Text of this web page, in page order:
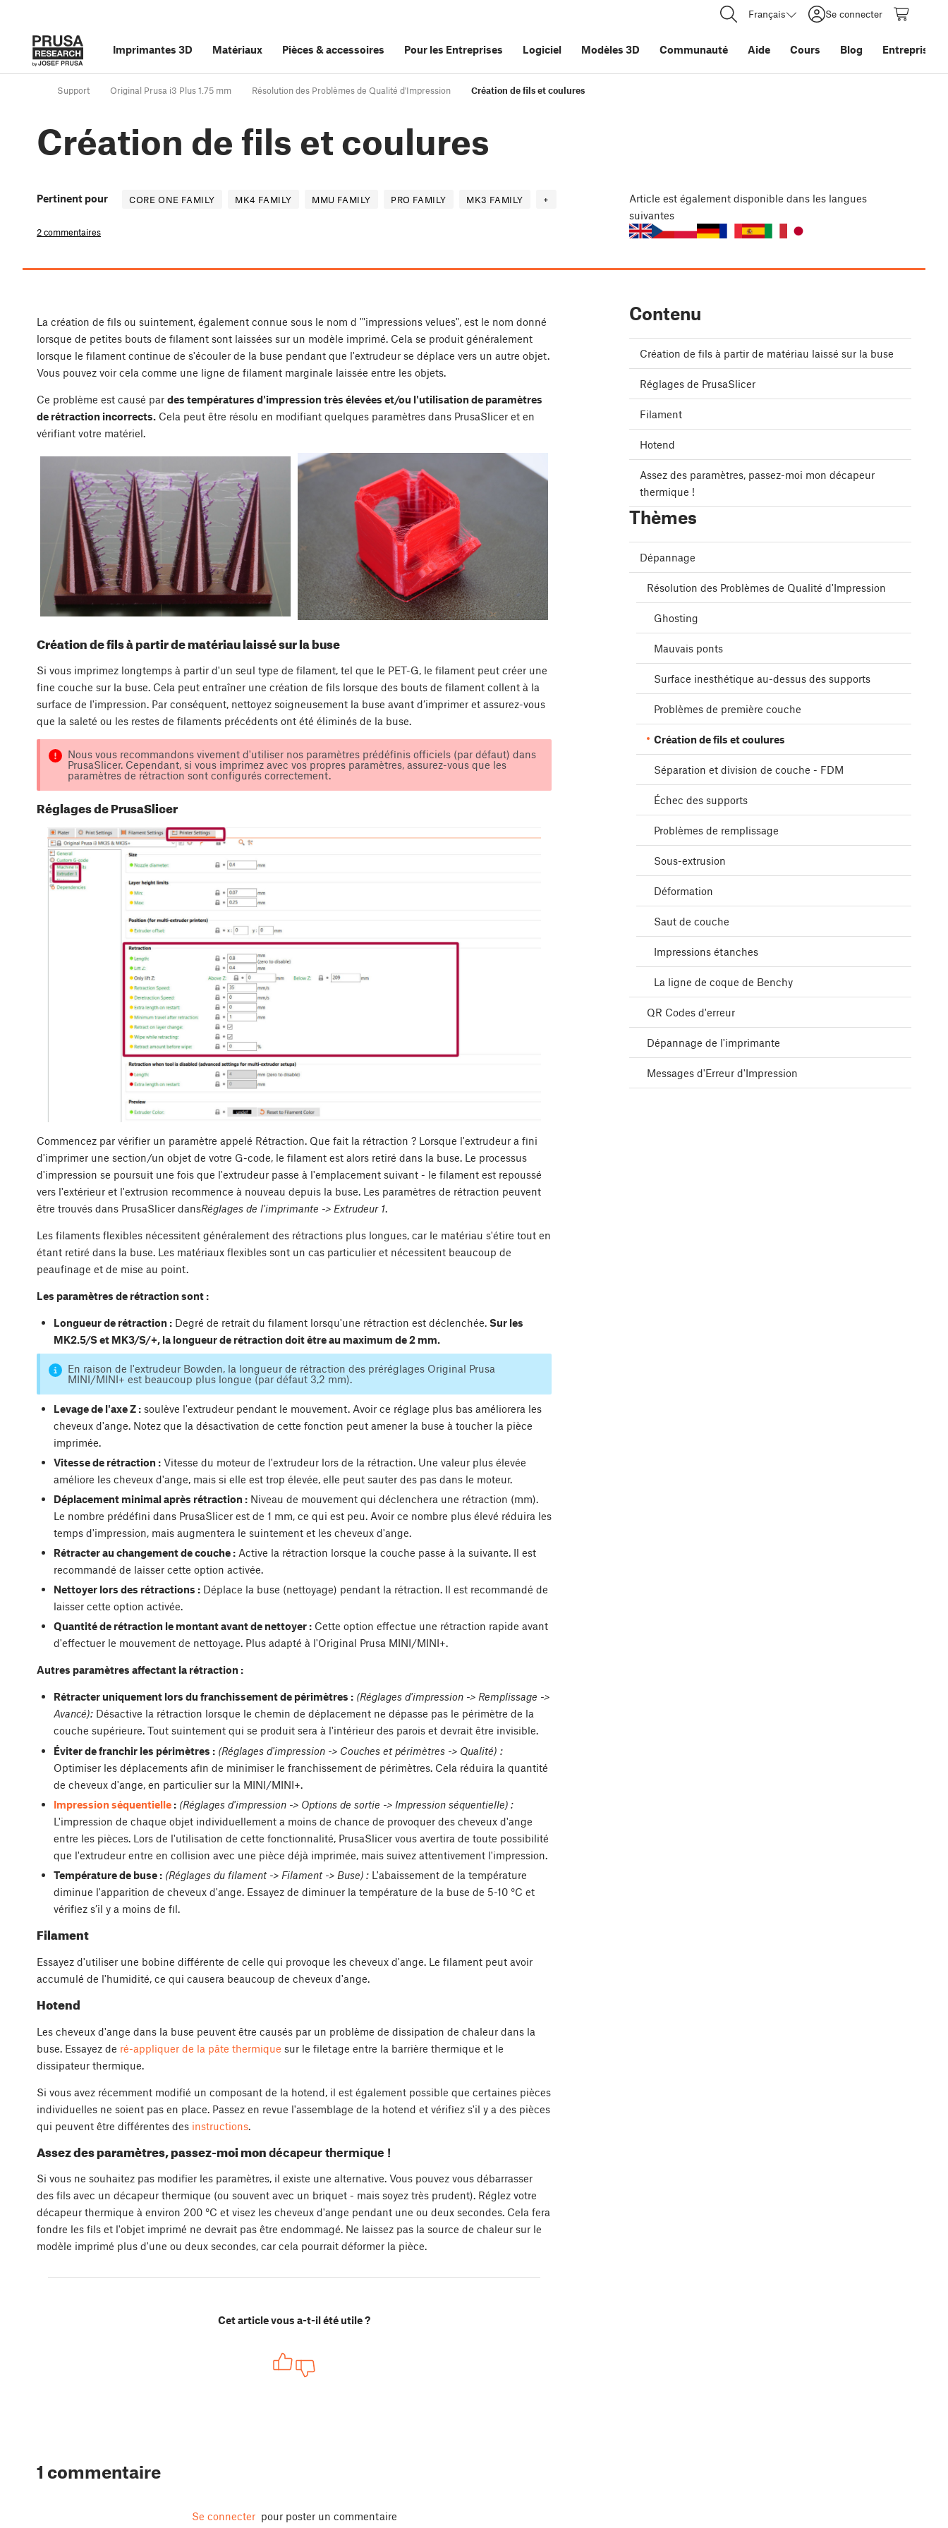
Français Se connecter
Imprimantes 3D Matériaux Pièces &accessoires Pour les Entreprises Logiciel Modèles 3D Communauté Aide Cours Blog Entreprise
Support Original Prusa i3 Plus 1.75 mm Résolution des Problèmes de Qualité d'Impression Création de fils et coulures
Création de fils et coulures
Pertinent pour CORE ONE FAMILY MK4 FAMILY MMU FAMILY PRO FAMILY MK3 FAMILY +
2 commentaires
Article est également disponible dans les langues
suivantes
La création de fils ou suintement, également connue sous le nom d '"impressions velues", est le nom donné
lorsque de petites bouts de filament sont laissées sur un modèle imprimé. Cela se produit généralement
lorsque le filament continue de s'écouler de la buse pendant que l'extrudeur se déplace vers un autre objet.
Vous pouvez voir cela comme une ligne de filament marginale laissée entre les objets.
Ce problème est causé par des températures d'impression très élevées et/ou l'utilisation de paramètres
de rétraction incorrects. Cela peut être résolu en modifiant quelques paramètres dans PrusaSlicer et en
vérifiant votre matériel.
Création de fils à partir de matériau laissé sur la buse
Si vous imprimez longtemps à partir d'un seul type de filament, tel que le PET-G, le filament peut créer une
fine couche sur la buse. Cela peut entraîner une création de fils lorsque des bouts de filament collent à la
surface de l'impression. Par conséquent, nettoyez soigneusement la buse avant d’imprimer et assurez-vous
que la saleté ou les restes de filaments précédents ont été éliminés de la buse.
Nous vous recommandons vivement d'utiliser nos paramètres prédéfinis officiels (par défaut) dans
PrusaSlicer. Cependant, si vous imprimez avec vos propres paramètres, assurez-vous que les
paramètres de rétraction sont configurés correctement.
Réglages de PrusaSlicer
Commencez par vérifier un paramètre appelé Rétraction. Que fait la rétraction ? Lorsque l'extrudeur a fini
d'imprimer une section/un objet de votre G-code, le filament est alors retiré dans la buse. Le processus
d'impression se poursuit une fois que l'extrudeur passe à l'emplacement suivant - le filament est repoussé
vers l'extérieur et l'extrusion recommence à nouveau depuis la buse. Les paramètres de rétraction peuvent
être trouvés dans PrusaSlicer dansRéglages de l'imprimante -> Extrudeur 1
Les filaments flexibles nécessitent généralement des rétractions plus longues, car le matériau s'étire tout en
étant retiré dans la buse. Les matériaux flexibles sont un cas particulier et nécessitent beaucoup de
peaufinage et de mise au point.
Les paramètres de rétraction sont :
Longueur de rétraction :Degré de retrait du filament lorsqu'une rétraction est déclenchée. Sur les
MK2.5/S et MK3/S/+, la longueur de rétraction doit être au maximum de 2 mm.
En raison de l'extrudeur Bowden, la longueur de rétraction des préréglages Original Prusa
MINI/MINI+ est beaucoup plus longue (par défaut 3,2 mm).
Levage de l'axe Z :soulève l'extrudeur pendant le mouvement. Avoir ce réglage plus bas améliorera les
cheveux d'ange. Notez que la désactivation de cette fonction peut amener la buse à toucher la pièce
imprimée.
Vitesse de rétraction :Vitesse du moteur de l'extrudeur lors de la rétraction. Une valeur plus élevée
améliore les cheveux d'ange, mais si elle est trop élevée, elle peut sauter des pas dans le moteur.
Déplacement minimal après rétraction :Niveau de mouvement qui déclenchera une rétraction (mm).
Le nombre prédéfini dans PrusaSlicer est de 1 mm, ce qui est peu. Avoir ce nombre plus élevé réduira les
temps d'impression, mais augmentera le suintement et les cheveux d'ange.
Rétracter au changement de couche :Active la rétraction lorsque la couche passe à la suivante. Il est
recommandé de laisser cette option activée.
Nettoyer lors des rétractions :Déplace la buse (nettoyage) pendant la rétraction. Il est recommandé de
laisser cette option activée.
Quantité de rétraction le montant avant de nettoyer :Cette option effectue une rétraction rapide avant
d'effectuer le mouvement de nettoyage. Plus adapté à l'Original Prusa MINI/MINI+.
Autres paramètres affectant la rétraction :
Rétracter uniquement lors du franchissement de périmètres : (Réglages d'impression -> Remplissage ->
Avancé):Désactive la rétraction lorsque le chemin de déplacement ne dépasse pas le périmètre de la
couche supérieure. Tout suintement qui se produit sera à l'intérieur des parois et devrait être invisible.
Éviter de franchir les périmètres : (Réglages d'impression -> Couches et périmètres -> Qualité) :
Optimiser les déplacements afin de minimiser le franchissement de périmètres. Cela réduira la quantité
de cheveux d'ange, en particulier sur la MINI/MINI+.
Impression séquentielle: (Réglages d'impression -> Options de sortie -> Impression séquentielle) :
L'impression de chaque objet individuellement a moins de chance de provoquer des cheveux d'ange
entre les pièces. Lors de l'utilisation de cette fonctionnalité, PrusaSlicer vous avertira de toute possibilité
que l'extrudeur entre en collision avec une pièce déjà imprimée, mais suivez attentivement l'impression.
Température de buse : (Réglages du filament -> Filament -> Buse) :L'abaissement de la température
diminue l'apparition de cheveux d'ange. Essayez de diminuer la température de la buse de 5-10 °C et
vérifiez s’il y a moins de fil.
Filament
Essayez d'utiliser une bobine différente de celle qui provoque les cheveux d'ange. Le filament peut avoir
accumulé de l'humidité, ce qui causera beaucoup de cheveux d'ange.
Hotend
Les cheveux d'ange dans la buse peuvent être causés par un problème de dissipation de chaleur dans la
buse. Essayez de ré-appliquer de la pâte thermique sur le filetage entre la barrière thermique et le
dissipateur thermique.
Si vous avez récemment modifié un composant de la hotend, il est également possible que certaines pièces
individuelles ne soient pas en place. Passez en revue l'assemblage de la hotend et vérifiez s'il y a des pièces
qui peuvent être différentes des instructions
Assez des paramètres, passez-moi mon décapeur thermique !
Si vous ne souhaitez pas modifier les paramètres, il existe une alternative. Vous pouvez vous débarrasser
des fils avec un décapeur thermique (ou souvent avec un briquet - mais soyez très prudent). Réglez votre
décapeur thermique à environ 200 °C et visez les cheveux d'ange pendant une ou deux secondes. Cela fera
fondre les fils et l'objet imprimé ne devrait pas être endommagé. Ne laissez pas la source de chaleur sur le
modèle imprimé plus d'une ou deux secondes, car cela pourrait déformer la pièce.
Cet article vous a-t-il été utile ?
1 commentaire
Se connecter pour poster un commentaire
Contenu
Création de fils à partir de matériau laissé sur la buse
Réglages de PrusaSlicer
Filament
Hotend
Assez des paramètres, passez-moi mon décapeur
thermique !
Thèmes
Dépannage
Résolution des Problèmes de Qualité d'Impression
Ghosting
Mauvais ponts
Surface inesthétique au-dessus des supports
Problèmes de première couche
Création de fils et coulures
Séparation et division de couche - FDM
Échec des supports
Problèmes de remplissage
Sous-extrusion
Déformation
Saut de couche
Impressions étanches
La ligne de coque de Benchy
QR Codes d'erreur
Dépannage de l'imprimante
Messages d'Erreur d'Impression